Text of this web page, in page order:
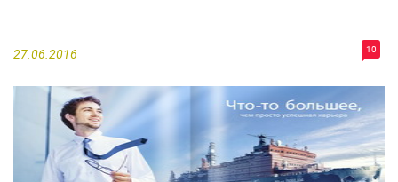
27.06.2016 10